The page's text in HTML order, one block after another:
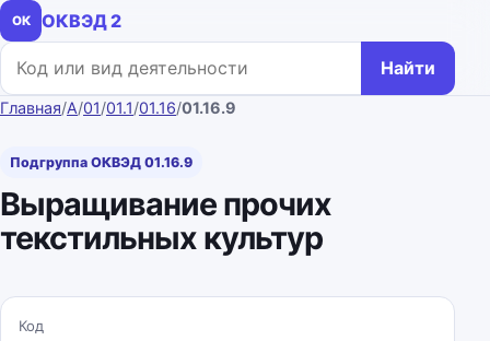
ОК
ОКВЭД 2
Поиск по коду или названию
Найти
Главная/A/01/01.1/01.16/01.16.9
Подгруппа ОКВЭД 01.16.9
Выращивание прочих
текстильных культур
Код